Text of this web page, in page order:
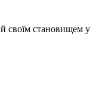
своїм становищем у